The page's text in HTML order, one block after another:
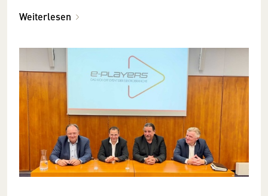
Weiterlesen